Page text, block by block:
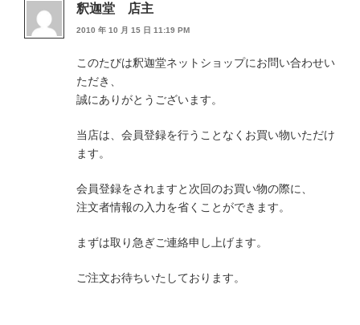
釈迦堂 店主
2010 年 10 月 15 日 11:19 PM
このたびは釈迦堂ネットショップにお問い合わせい
ただき、
誠にありがとうございます。
当店は、会員登録を行うことなくお買い物いただけ
ます。
会員登録をされますと次回のお買い物の際に、
注文者情報の入力を省くことができます。
まずは取り急ぎご連絡申し上げます。
ご注文お待ちいたしております。